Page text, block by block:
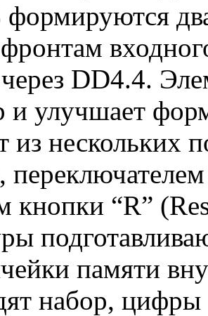
DD4.4.
и улучшает
из нескольких
кнопки “R”
памяти
набор, цифры